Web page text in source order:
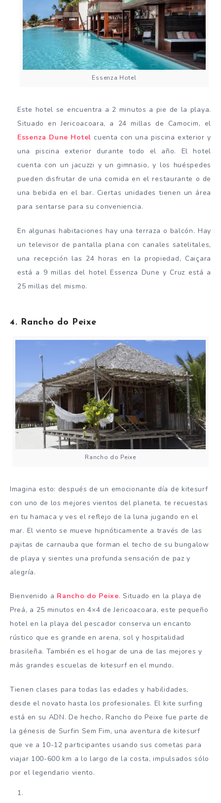
Essenza Hotel
Este hotel se encuentra a 2 minutos a pie de la playa.
Situado en Jericoacoara, a 24 millas de Camocim, el
Essenza Dune Hotel cuenta con una piscina exterior y
una piscina exterior durante todo el año. El hotel
cuenta con un jacuzzi y un gimnasio, y los huéspedes
pueden disfrutar de una comida en el restaurante o de
una bebida en el bar. Ciertas unidades tienen un área
para sentarse para su conveniencia.
En algunas habitaciones hay una terraza o balcón. Hay
un televisor de pantalla plana con canales satelitales,
una recepción las 24 horas en la propiedad, Caiçara
está a 9 millas del hotel Essenza Dune y Cruz está a
25 millas del mismo.
4. Rancho do Peixe
Rancho do Peixe
Imagina esto: después de un emocionante día de kitesurf
con uno de los mejores vientos del planeta, te recuestas
en tu hamaca y ves el reflejo de la luna jugando en el
mar. El viento se mueve hipnóticamente a través de las
pajitas de carnauba que forman el techo de su bungalow
de playa y sientes una profunda sensación de paz y
alegría.
Bienvenido a Rancho do Peixe. Situado en la playa de
Preá, a 25 minutos en 4×4 de Jericoacoara, este pequeño
hotel en la playa del pescador conserva un encanto
rústico que es grande en arena, sol y hospitalidad
brasileña. También es el hogar de una de las mejores y
más grandes escuelas de kitesurf en el mundo.
Tienen clases para todas las edades y habilidades,
desde el novato hasta los profesionales. El kite surfing
está en su ADN. De hecho, Rancho do Peixe fue parte de
la génesis de Surfin Sem Fim, una aventura de kitesurf
que ve a 10-12 participantes usando sus cometas para
viajar 100-600 km a lo largo de la costa, impulsados sólo
por el legendario viento.